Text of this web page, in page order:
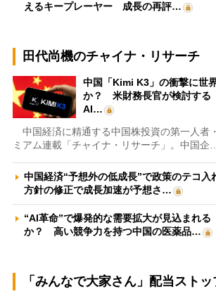
えるキープレーヤー 成長の再評…
田代尚機のチャイナ・リサーチ
中国「Kimi K3」の衝撃に世
か？ 米財務長官が検討する
AI…
中国経済に精通する中国株投資の第一人者
ミアム連載「チャイナ・リサーチ」。中国企
中国経済“予想外の低成長”で政策のテコ
方針の修正で成長加速が予想さ…
“AI革命”で爆発的な需要拡大が見込まれる
か？ 高い競争力を持つ中国の医薬品…
「みんなで大家さん」配当スト